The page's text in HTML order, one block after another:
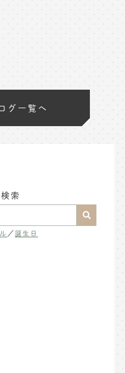
グ一覧へ
索
／誕生日